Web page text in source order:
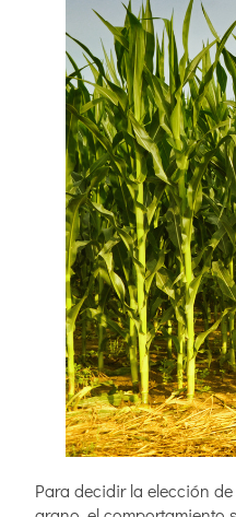
Para decidir la elección